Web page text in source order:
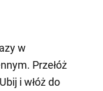
w
Przełóż
i włóż do